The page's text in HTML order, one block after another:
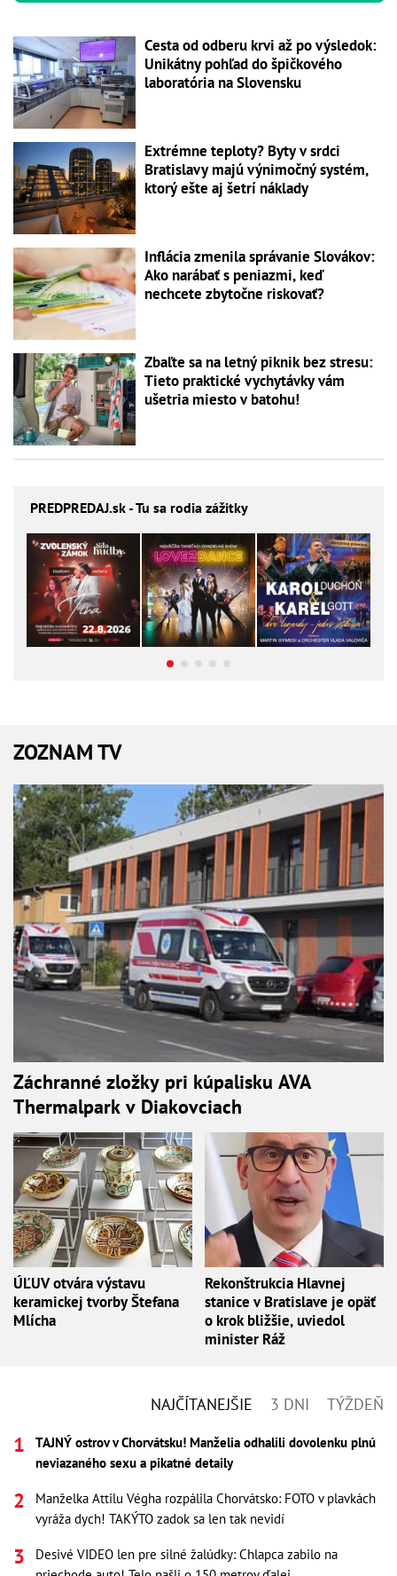
Cesta od odberu krvi až po výsledok:
Unikátny pohľad do špičkového
laboratória na Slovensku
Extrémne teploty? Byty v srdci
Bratislavy majú výnimočný systém,
ktorý ešte aj šetrí náklady
Inflácia zmenila správanie Slovákov:
Ako narábať s peniazmi, keď
nechcete zbytočne riskovať?
Zbaľte sa na letný piknik bez stresu:
Tieto praktické vychytávky vám
ušetria miesto v batohu!
PREDPREDAJ.sk - Tu sa rodia zážitky
ZOZNAM TV
Záchranné zložky pri kúpalisku AVA
Thermalpark v Diakovciach
ÚĽUV otvára výstavu
keramickej tvorby Štefana
Mlícha
Rekonštrukcia Hlavnej
stanice v Bratislave je opäť
o krok bližšie, uviedol
minister Ráž
NAJČÍTANEJŠIE 3 DNI TÝŽDEŇ
TAJNÝ ostrov v Chorvátsku! Manželia odhalili dovolenku plnú
neviazaného sexu a pikatné detaily
Manželka Attilu Végha rozpálila Chorvátsko: FOTO v plavkách
vyráža dych! TAKÝTO zadok sa len tak nevidí
Desivé VIDEO len pre silné žalúdky: Chlapca zabilo na